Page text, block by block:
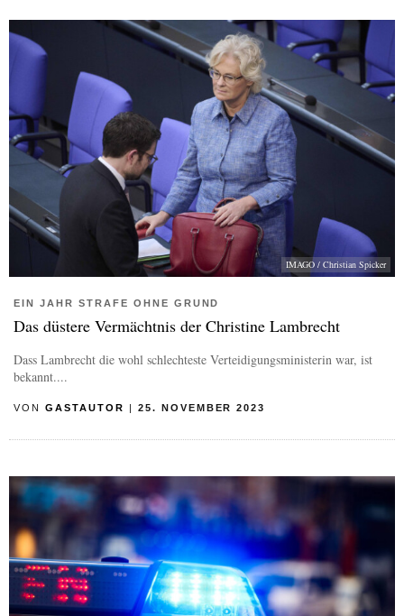
IMAGO / Christian Spicker
EIN JAHR STRAFE OHNE GRUND
Das düstere Vermächtnis der Christine Lambrecht
Dass Lambrecht die wohl schlechteste Verteidigungsministerin war, ist
bekannt....
VON GASTAUTOR | 25. NOVEMBER 2023